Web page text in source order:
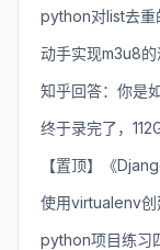
python对list去重
动手实现m3u8
知乎回答：你是
终于录完了，
【置顶】《
使用virtualenv
python项目练习